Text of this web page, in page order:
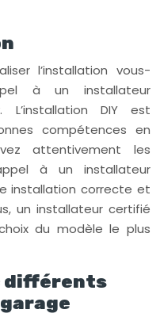
l’installation vous-
à un installateur
L’installation DIY est
compétences en
attentivement les
à un installateur
installation correcte et
un installateur certifié
du modèle le plus
différents